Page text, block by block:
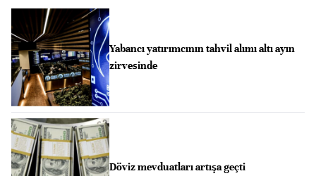
Yabancı yatırımcının tahvil alımı altı ayın
zirvesinde
Döviz mevduatları artışa geçti